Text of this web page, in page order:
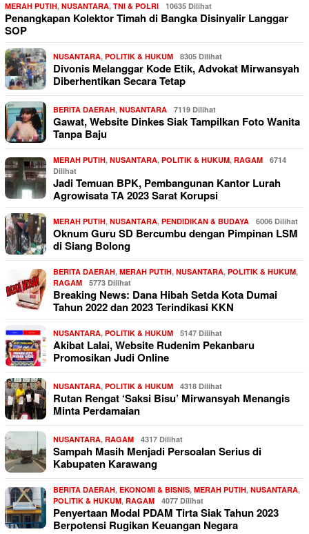
MERAH PUTIH, NUSANTARA, TNI & POLRI 10635 Dilihat
Penangkapan Kolektor Timah di Bangka Disinyalir Langgar
SOP
NUSANTARA, POLITIK & HUKUM 8305 Dilihat
Divonis Melanggar Kode Etik, Advokat Mirwansyah
Diberhentikan Secara Tetap
BERITA DAERAH, NUSANTARA 7119 Dilihat
Gawat, Website Dinkes Siak Tampilkan Foto Wanita
Tanpa Baju
MERAH PUTIH, NUSANTARA, POLITIK & HUKUM, RAGAM
6714
Dilihat
Jadi Temuan BPK, Pembangunan Kantor Lurah
Agrowisata TA 2023 Sarat Korupsi
MERAH PUTIH, NUSANTARA, PENDIDIKAN & BUDAYA 6006 Dilihat
Oknum Guru SD Bercumbu dengan Pimpinan LSM
di Siang Bolong
BERITA DAERAH, MERAH PUTIH, NUSANTARA, POLITIK & HUKUM,
RAGAM
5773 Dilihat
Breaking News: Dana Hibah Setda Kota Dumai
Tahun 2022 dan 2023 Terindikasi KKN
NUSANTARA, POLITIK & HUKUM 5147 Dilihat
Akibat Lalai, Website Rudenim Pekanbaru
Promosikan Judi Online
NUSANTARA, POLITIK & HUKUM 4318 Dilihat
Rutan Rengat ‘Saksi Bisu’ Mirwansyah Menangis
Minta Perdamaian
NUSANTARA, RAGAM 4317 Dilihat
Sampah Masih Menjadi Persoalan Serius di
Kabupaten Karawang
BERITA DAERAH, EKONOMI & BISNIS, MERAH PUTIH, NUSANTARA,
POLITIK & HUKUM, RAGAM 4077 Dilihat
Penyertaan Modal PDAM Tirta Siak Tahun 2023
Berpotensi Rugikan Keuangan Negara